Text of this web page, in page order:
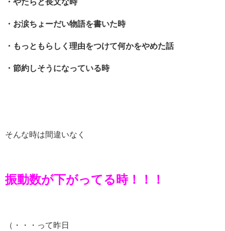
・お涙ちょーだい物語を書いた時
・もっともらしく理由をつけて何かをやめた話
・節約しそうになっている時
そんな時は間違いなく
振動数が下がってる時！！！
（・・・って昨日